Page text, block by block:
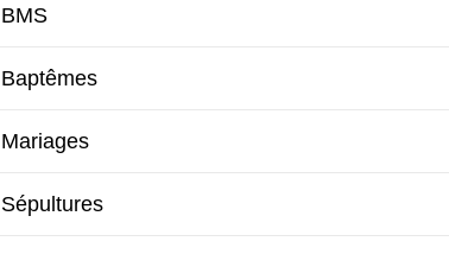
BMS
Baptêmes
Mariages
Sépultures